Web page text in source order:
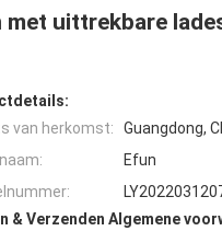
uittrekbare
van herkomst:
Guangdong,
Efun
& Verzenden Algemene